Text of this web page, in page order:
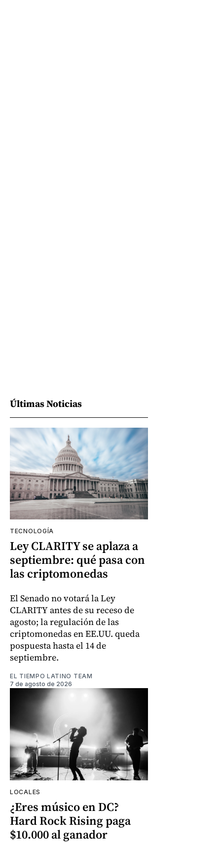
Últimas Noticias
TECNOLOGÍA
Ley CLARITY se aplaza a
septiembre: qué pasa con
las criptomonedas
El Senado no votará la Ley
CLARITY antes de su receso de
agosto; la regulación de las
criptomonedas en EE.UU. queda
pospuesta hasta el 14 de
septiembre.
EL TIEMPO LATINO TEAM
7 de agosto de 2026
LOCALES
¿Eres músico en DC?
Hard Rock Rising paga
$10.000 al ganador